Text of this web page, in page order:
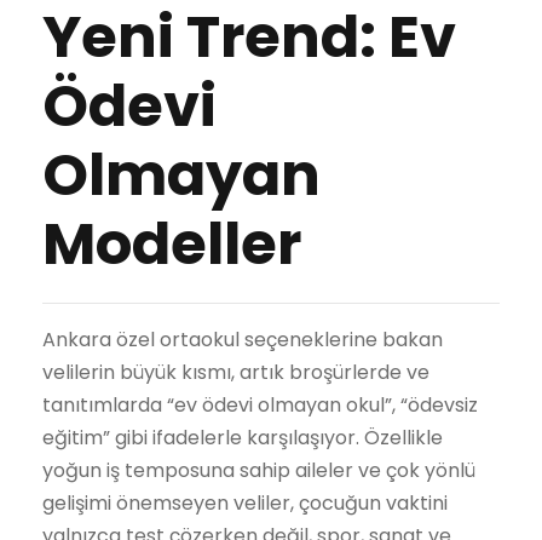
Yeni Trend: Ev
Ödevi
Olmayan
Modeller
Ankara özel ortaokul seçeneklerine bakan
velilerin büyük kısmı, artık broşürlerde ve
tanıtımlarda “ev ödevi olmayan okul”, “ödevsiz
eğitim” gibi ifadelerle karşılaşıyor. Özellikle
yoğun iş temposuna sahip aileler ve çok yönlü
gelişimi önemseyen veliler, çocuğun vaktini